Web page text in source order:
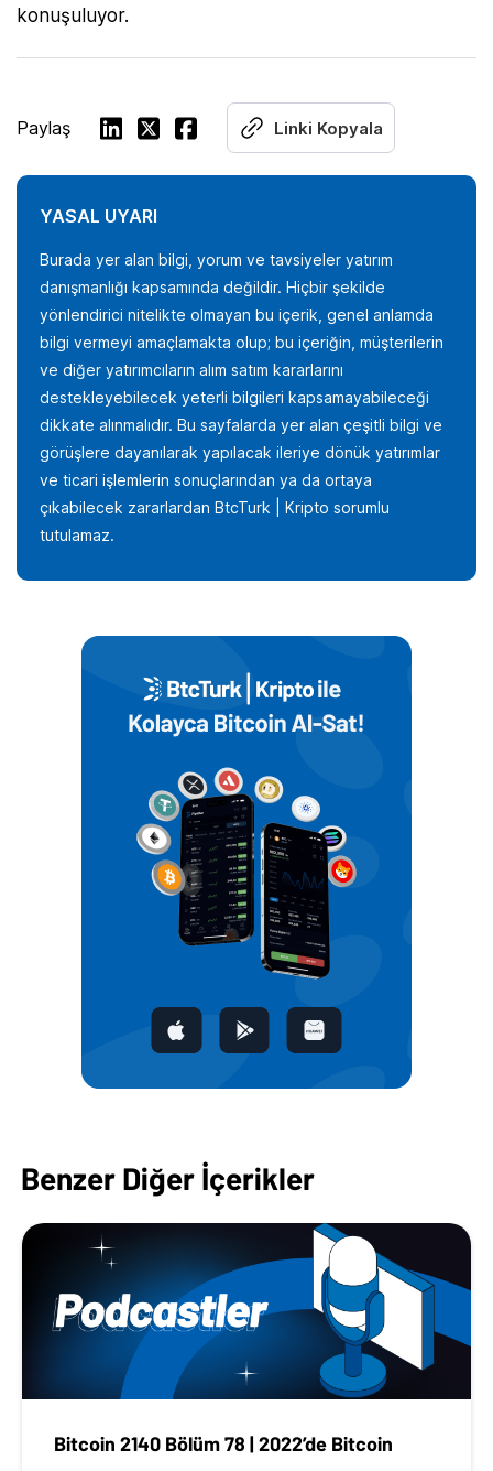
konuşuluyor.
Paylaş Linki Kopyala
YASAL UYARI
Burada yer alan bilgi, yorum ve tavsiyeler yatırım
danışmanlığı kapsamında değildir. Hiçbir şekilde
yönlendirici nitelikte olmayan bu içerik, genel anlamda
bilgi vermeyi amaçlamakta olup; bu içeriğin, müşterilerin
ve diğer yatırımcıların alım satım kararlarını
destekleyebilecek yeterli bilgileri kapsamayabileceği
dikkate alınmalıdır. Bu sayfalarda yer alan çeşitli bilgi ve
görüşlere dayanılarak yapılacak ileriye dönük yatırımlar
ve ticari işlemlerin sonuçlarından ya da ortaya
çıkabilecek zararlardan BtcTurk | Kripto sorumlu
tutulamaz.
Benzer Diğer İçerikler
Bitcoin 2140 Bölüm 78 | 2022’de Bitcoin